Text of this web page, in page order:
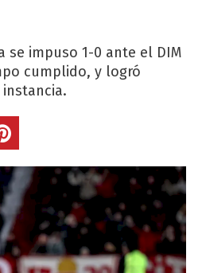
se impuso 1-0 ante el DIM
cumplido, y logró